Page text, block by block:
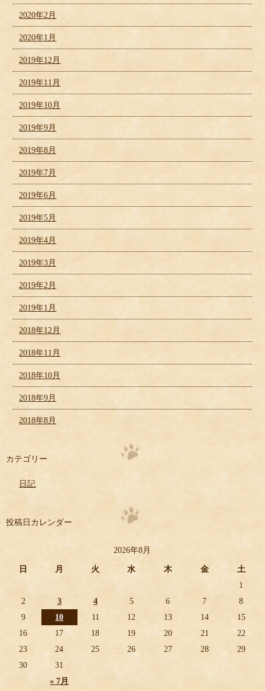
2020年2月
2020年1月
2019年12月
2019年11月
2019年10月
2019年9月
2019年8月
2019年7月
2019年6月
2019年5月
2019年4月
2019年3月
2019年2月
2019年1月
2018年12月
2018年11月
2018年10月
2018年9月
2018年8月
カテゴリー
日記
投稿日カレンダー
2026年8月
日 月 火 水 木 金 土
« 7月
1
2
3 4 5 6 7
8
9
10 11 12 13 14
15
16
17 18 19 20 21
22
23
24 25 26 27 28
29
30
31